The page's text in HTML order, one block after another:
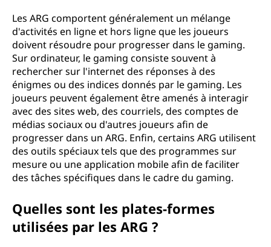
Les ARG comportent généralement un mélange
d'activités en ligne et hors ligne que les joueurs
doivent résoudre pour progresser dans le gaming.
Sur ordinateur, le gaming consiste souvent à
rechercher sur l'internet des réponses à des
énigmes ou des indices donnés par le gaming. Les
joueurs peuvent également être amenés à interagir
avec des sites web, des courriels, des comptes de
médias sociaux ou d'autres joueurs afin de
progresser dans un ARG. Enfin, certains ARG utilisent
des outils spéciaux tels que des programmes sur
mesure ou une application mobile afin de faciliter
des tâches spécifiques dans le cadre du gaming.
Quelles sont les plates-formes
utilisées par les ARG ?